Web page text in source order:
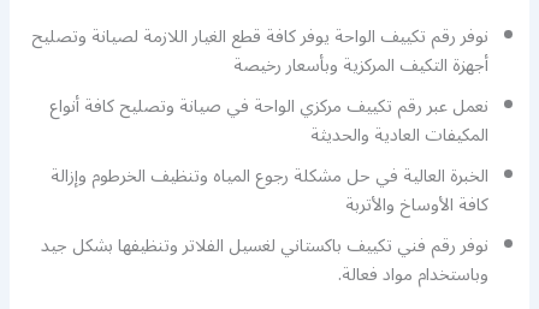
نوفر رقم تكييف الواحة يوفر كافة قطع الغيار اللازمة لصيانة وتصليح
أجهزة التكيف المركزية وبأسعار رخيصة
نعمل عبر رقم تكييف مركزي الواحة في صيانة وتصليح كافة أنواع
المكيفات العادية والحديثة
الخبرة العالية في حل مشكلة رجوع المياه وتنظيف الخرطوم وإزالة
كافة الأوساخ والأتربة
نوفر رقم فني تكييف باكستاني لغسيل الفلاتر وتنظيفها بشكل جيد
وباستخدام مواد فعالة.